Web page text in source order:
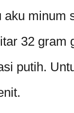
aku minum
32 gram
putih.